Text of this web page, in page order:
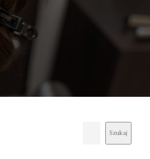
Szukaj